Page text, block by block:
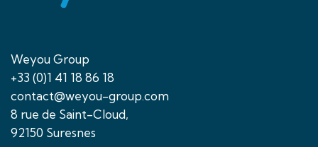
Weyou Group
+33 (0)1 41 18 86 18
contact@weyou-group.com
8 rue de Saint-Cloud,
92150 Suresnes